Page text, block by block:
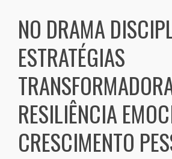
contentNO DRAMA
ESTRATÉGIAS
RESILIÊNCIA
CRESCIMENTO